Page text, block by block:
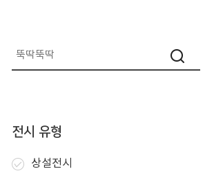
전시 유형
상설전시